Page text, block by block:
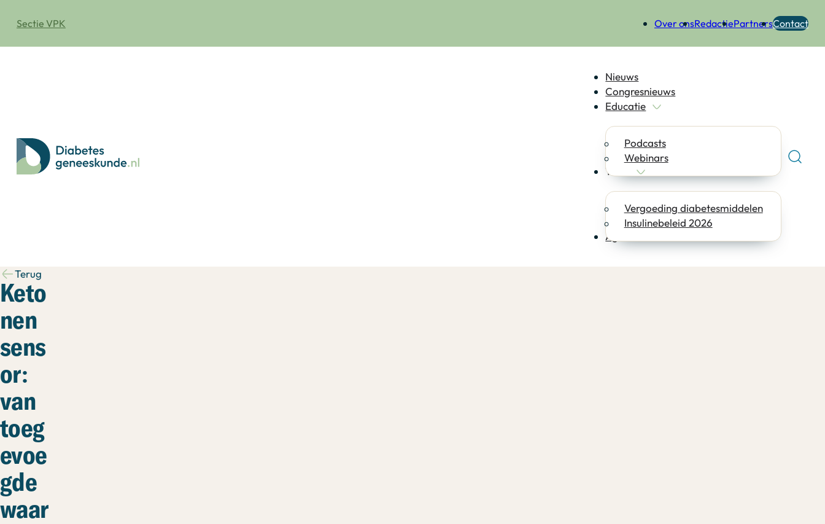
Sectie VPK Over onsRedactiePartnersContact
Nieuws
Congresnieuws
Educatie
Podcasts
Webinars
Tools
Vergoeding diabetesmiddelen
Insulinebeleid 2026
Agenda
Terug
Keto
nen
sens
or:
van
toeg
evoe
gde
waar